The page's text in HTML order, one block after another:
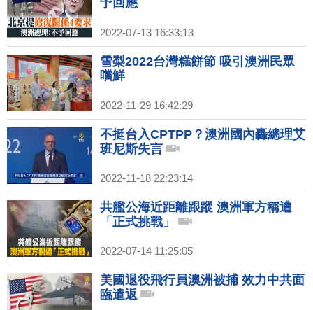
予回應
2022-07-13 16:33:13
雪梨2022台灣糕餅節 吸引澳洲民眾
嚐鮮
2022-11-29 16:42:29
不挺台入CPTPP？澳洲國內轟總理艾
班尼斯失言
2022-11-18 22:23:14
共艦公海近距離跟蹤 澳洲軍方稱遭
「正式挑戰」
2022-07-14 11:25:05
美國退役飛行員澳洲被捕 效力中共面
臨遣返